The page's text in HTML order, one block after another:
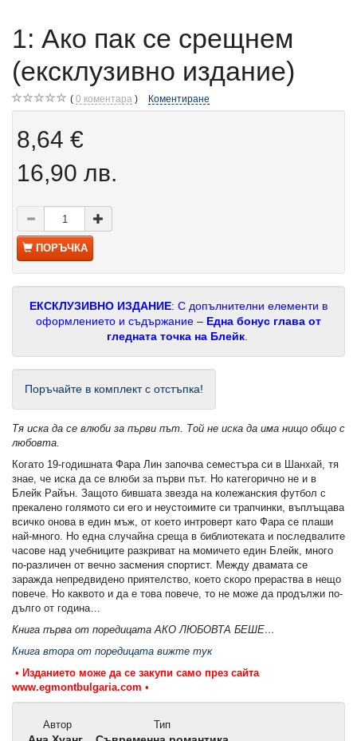
1: Ако пак се срещнем
(ексклузивно издание)
0 коментара Коментиране
8,64 €
16,90 лв.
ПОРЪЧКА
ЕКСКЛУЗИВНО ИЗДАНИЕ: С допълнителни елементи в
оформлението и съдържание – Една бонус глава от
гледната точка на Блейк.
Поръчайте в комплект с отстъпка!
Тя иска да се влюби за първи път. Той не иска да има нищо общо с
любовта.
Когато 19-годишната Фара Лин започва семестъра си в Шанхай, тя
знае, че иска да се влюби за първи път. Но категорично не и в
Блейк Райън. Защото бившата звезда на колежанския футбол с
прекалено голямото си его и неустоимите си трапчинки, въплъщава
всичко онова в един мъж, от което интроверт като Фара се плаши
най-много. Но една случайна среща в библиотеката и последвалите
часове над учебниците разкриват на момичето един Блейк, много
по-различен от вечно засмения спортист. Между двамата се
заражда непредвидено приятелство, което скоро прераства в нещо
повече. Но каквото и да е това повече, то не може да продължи по-
дълго от година…
Книга първа от поредицата АКО ЛЮБОВТА БЕШЕ…
Книга втора от поредицата вижте тук
• Изданието може да се закупи само през сайта
www.egmontbulgaria.com •
Автор
Тип